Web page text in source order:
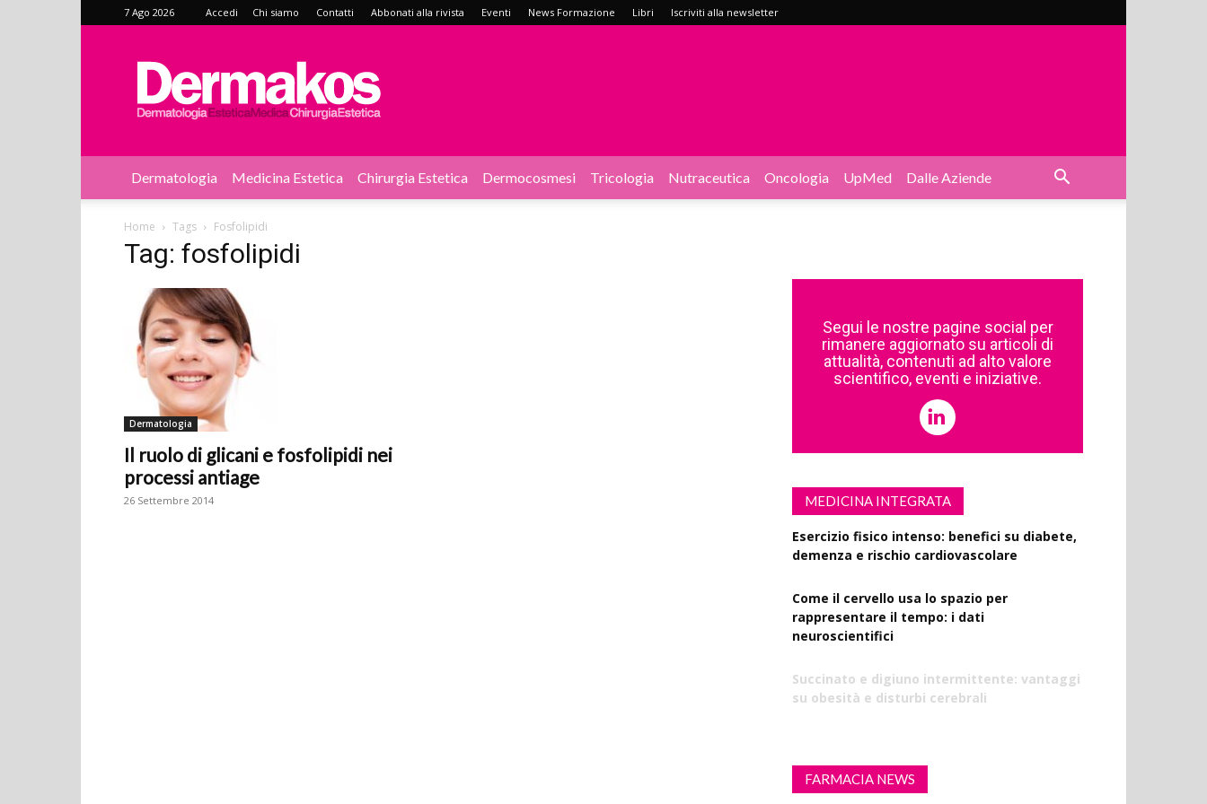
7 Ago 2026 Accedi Chi siamo Contatti Abbonati alla rivista Eventi News Formazione Libri Iscriviti alla newsletter
Dermakos
Dermatologia Medicina Estetica Chirurgia Estetica Dermocosmesi Tricologia Nutraceutica Oncologia UpMed Dalle Aziende
Home Tags Fosfolipidi
Tag: fosfolipidi
Dermatologia
Il ruolo di glicani e fosfolipidi nei
processi antiage
26 Settembre 2014
Segui le nostre pagine social per
rimanere aggiornato su articoli di
attualità, contenuti ad alto valore
scientifico, eventi e iniziative.
MEDICINA INTEGRATA
Esercizio fisico intenso: benefici su diabete,
demenza e rischio cardiovascolare
Come il cervello usa lo spazio per
rappresentare il tempo: i dati
neuroscientifici
Succinato e digiuno intermittente: vantaggi
su obesità e disturbi cerebrali
FARMACIA NEWS